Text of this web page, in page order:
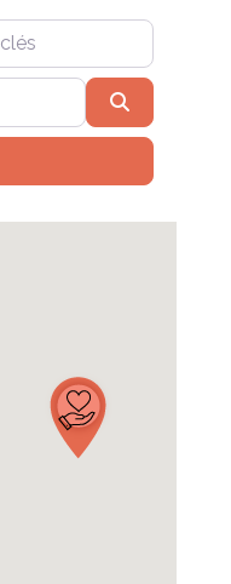
Filters